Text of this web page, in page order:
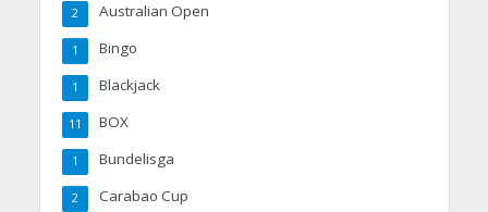
Australian Open
2
Bingo
1
Blackjack
1
BOX
11
Bundelisga
1
Carabao Cup
2